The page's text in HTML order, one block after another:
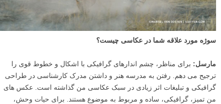
سوژه مورد علاقه شما در عکاسی چیست؟
مارسل: برای مناظر، چشم اندارهای گرافیکی با اشکال و خطوط قوی را
ترجیح می دهم. رفتن به مدرسه هنر و داشتن مدرک کارشناسی در طراحی
گرافیکی و تبلیغات اثر زیادی در سبک عکاسی من گذاشته است. عکس های
من تمیز، گرافیکی، ساده و مربوط به موضوع هستند. برای حیات وحش،